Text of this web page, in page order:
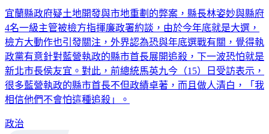
宜蘭縣政府疑土地開發與市地重劃的弊案，縣長林姿妙與縣府
4名一級主管被檢方指揮廉政署約談，由於今年底就是大選，
檢方大動作也引發關注，外界認為恐與年底選戰有關，覺得執
政黨有意針對藍營執政的縣市首長展開追殺，下一波恐怕就是
新北市長侯友宜。對此，前總統馬英九今（15）日受訪表示，
很多藍營執政的縣市首長不但政績卓著，而且做人清白，「我
相信他們不會怕這種追殺」。
政治